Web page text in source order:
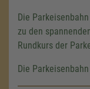
Die
zu den
Rundkurs der
Die